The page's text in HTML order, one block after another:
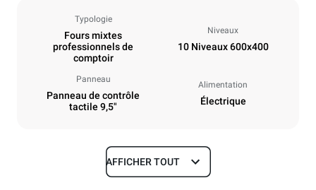
Typologie
Fours mixtes
professionnels de
comptoir
Niveaux
10 Niveaux 600x400
Panneau
Panneau de contrôle
tactile 9,5"
Alimentation
Électrique
Dimensions
AFFICHER TOUT